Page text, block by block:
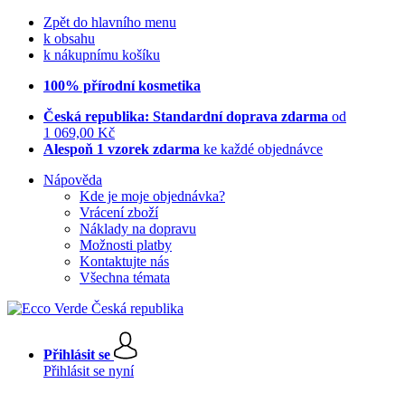
Zpět do hlavního menu
k obsahu
k nákupnímu košíku
100% přírodní kosmetika
Česká republika: Standardní doprava zdarma od
1 069,00 Kč
Alespoň 1 vzorek zdarma ke každé objednávce
Nápověda
Kde je moje objednávka?
Vrácení zboží
Náklady na dopravu
Možnosti platby
Kontaktujte nás
Všechna témata
Přihlásit se
Přihlásit se nyní